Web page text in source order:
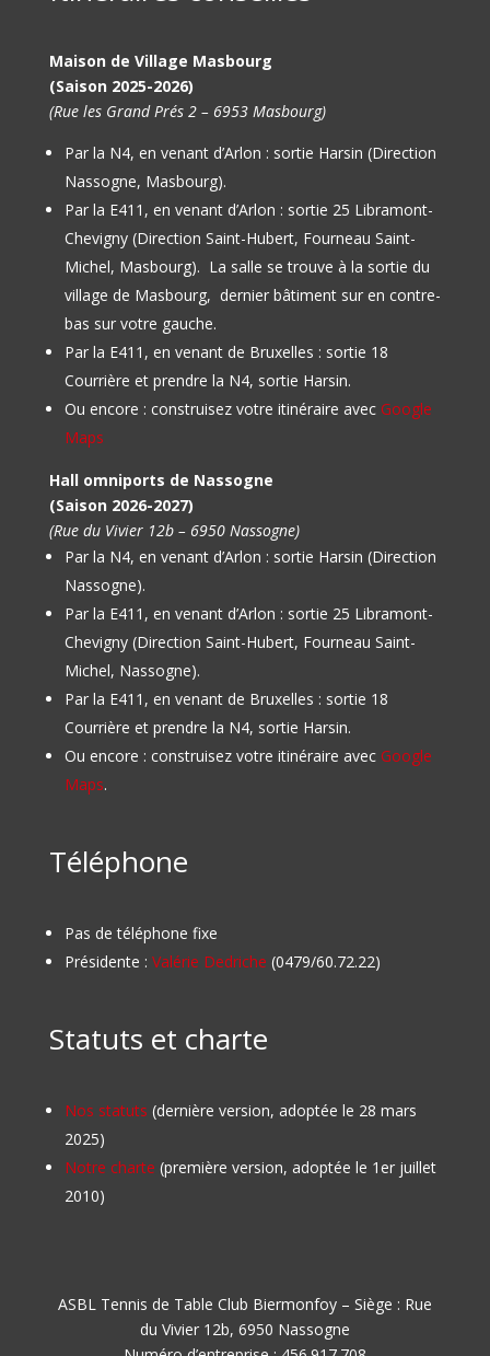
Maison de Village Masbourg
(Saison 2025-2026)
(Rue les Grand Prés 2 – 6953 Masbourg)
Par la N4, en venant d’Arlon : sortie Harsin (Direction
Nassogne, Masbourg).
Par la E411, en venant d’Arlon : sortie 25 Libramont-
Chevigny (Direction Saint-Hubert, Fourneau Saint-
Michel, Masbourg). La salle se trouve à la sortie du
village de Masbourg, dernier bâtiment sur en contre-
bas sur votre gauche.
Par la E411, en venant de Bruxelles : sortie 18
Courrière et prendre la N4, sortie Harsin.
Ou encore : construisez votre itinéraire avec Google
Maps
Hall omniports de Nassogne
(Saison 2026-2027)
(Rue du Vivier 12b – 6950 Nassogne)
Par la N4, en venant d’Arlon : sortie Harsin (Direction
Nassogne).
Par la E411, en venant d’Arlon : sortie 25 Libramont-
Chevigny (Direction Saint-Hubert, Fourneau Saint-
Michel, Nassogne).
Par la E411, en venant de Bruxelles : sortie 18
Courrière et prendre la N4, sortie Harsin.
Ou encore : construisez votre itinéraire avec Google
Maps.
Téléphone
Pas de téléphone fixe
Présidente : Valérie Dedriche (0479/60.72.22)
Statuts et charte
Nos statuts (dernière version, adoptée le 28 mars
2025)
Notre charte (première version, adoptée le 1er juillet
2010)
ASBL Tennis de Table Club Biermonfoy – Siège : Rue
du Vivier 12b, 6950 Nassogne